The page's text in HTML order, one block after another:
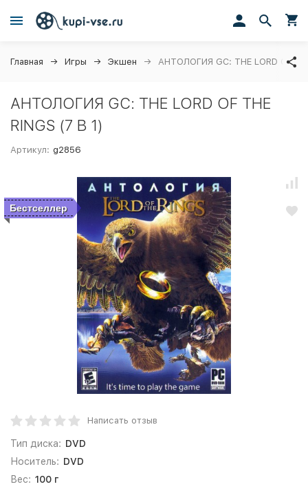
Главная Игры Экшен АНТОЛОГИЯ GC: THE LORD OF
АНТОЛОГИЯ GC: THE LORD OF THE
RINGS (7 В 1)
Артикул: g2856
Бестселлер
Написать отзыв
Тип диска: DVD
Носитель: DVD
Вес: 100 г